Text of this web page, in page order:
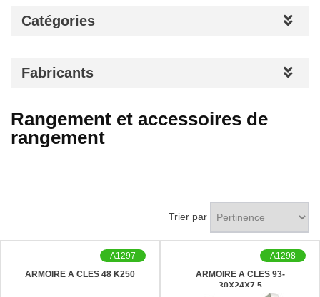
Catégories
Fabricants
Rangement et accessoires de
rangement
Trier par
ARMOIRE A CLES 48 K250
A1297
ARMOIRE A CLES 93-
30X24X7.5
A1298